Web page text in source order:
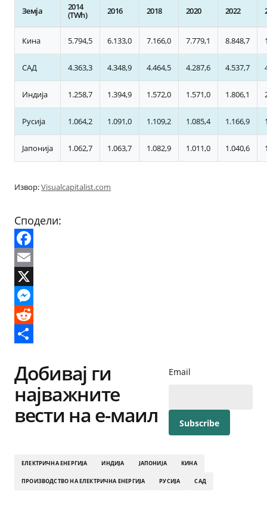
Земја 2014
(TWh) 2016 2018 2020 2022
Кина 5.794,5 6.133,0 7.166,0 7.779,1 8.848,7
САД 4.363,3 4.348,9 4.464,5 4.287,6 4.537,7
Индија 1.258,7 1.394,9 1.572,0 1.571,0 1.806,1
Русија 1.064,2 1.091,0 1.109,2 1.085,4 1.166,9
Јапонија 1.062,7 1.063,7 1.082,9 1.011,0 1.040,6
Извор:Visualcapitalist.com
Сподели:
Facebook
Email
X
Messenger
Reddit
Добивај ги
најважните
вести на е-маил
Email
ЕЛЕКТРИЧНА ЕНЕРГИЈА ИНДИЈА ЈАПОНИЈА КИНА
ПРОИЗВОДСТВО НА ЕЛЕКТРИЧНА ЕНЕРГИЈА РУСИЈА САД